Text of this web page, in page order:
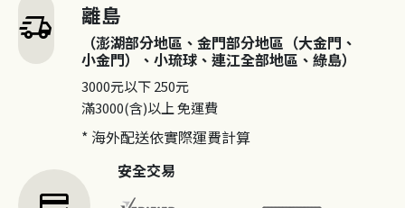
delivery_truck_speed 離島
（澎湖部分地區、金門部分地區（大金門、
小金門）、小琉球、連江全部地區、綠島）
3000元以下250元
滿3000(含)以上免運費
* 海外配送依實際運費計算
安全交易